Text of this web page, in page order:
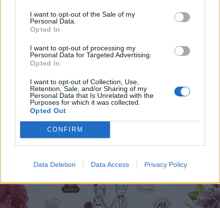
I want to opt-out of the Sale of my
Personal Data.
Opted In
I want to opt-out of processing my
Personal Data for Targeted Advertising.
Opted In
I want to opt-out of Collection, Use,
Retention, Sale, and/or Sharing of my
Personal Data that Is Unrelated with the
Purposes for which it was collected.
Opted Out
CONFIRM
Data Deletion Data Access Privacy Policy
Székelyföldi Vidékfejlesztési
Disputa lesz Lövétén